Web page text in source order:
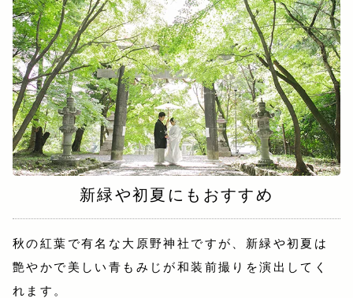
新緑や初夏にもおすすめ
秋の紅葉で有名な大原野神社ですが、新緑や初夏は
艶やかで美しい青もみじが和装前撮りを演出してく
れます。